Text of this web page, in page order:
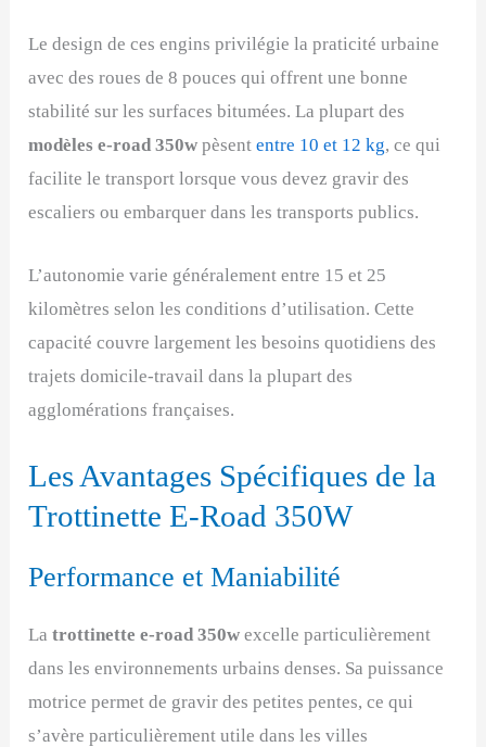
Le design de ces engins privilégie la praticité urbaine
avec des roues de 8 pouces qui offrent une bonne
stabilité sur les surfaces bitumées. La plupart des
modèles e-road 350w pèsententre 10 et 12 kg, ce qui
facilite le transport lorsque vous devez gravir des
escaliers ou embarquer dans les transports publics.
L’autonomie varie généralement entre 15 et 25
kilomètres selon les conditions d’utilisation. Cette
capacité couvre largement les besoins quotidiens des
trajets domicile-travail dans la plupart des
agglomérations françaises.
Les Avantages Spécifiques de la
Trottinette E-Road 350W
Performance et Maniabilité
Latrottinette e-road 350w excelle particulièrement
dans les environnements urbains denses. Sa puissance
motrice permet de gravir des petites pentes, ce qui
s’avère particulièrement utile dans les villes